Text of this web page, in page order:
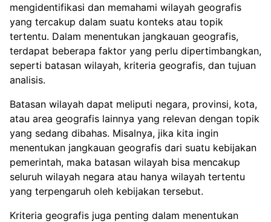
mengidentifikasi dan memahami wilayah geografis
yang tercakup dalam suatu konteks atau topik
tertentu. Dalam menentukan jangkauan geografis,
terdapat beberapa faktor yang perlu dipertimbangkan,
seperti batasan wilayah, kriteria geografis, dan tujuan
analisis.
Batasan wilayah dapat meliputi negara, provinsi, kota,
atau area geografis lainnya yang relevan dengan topik
yang sedang dibahas. Misalnya, jika kita ingin
menentukan jangkauan geografis dari suatu kebijakan
pemerintah, maka batasan wilayah bisa mencakup
seluruh wilayah negara atau hanya wilayah tertentu
yang terpengaruh oleh kebijakan tersebut.
Kriteria geografis juga penting dalam menentukan